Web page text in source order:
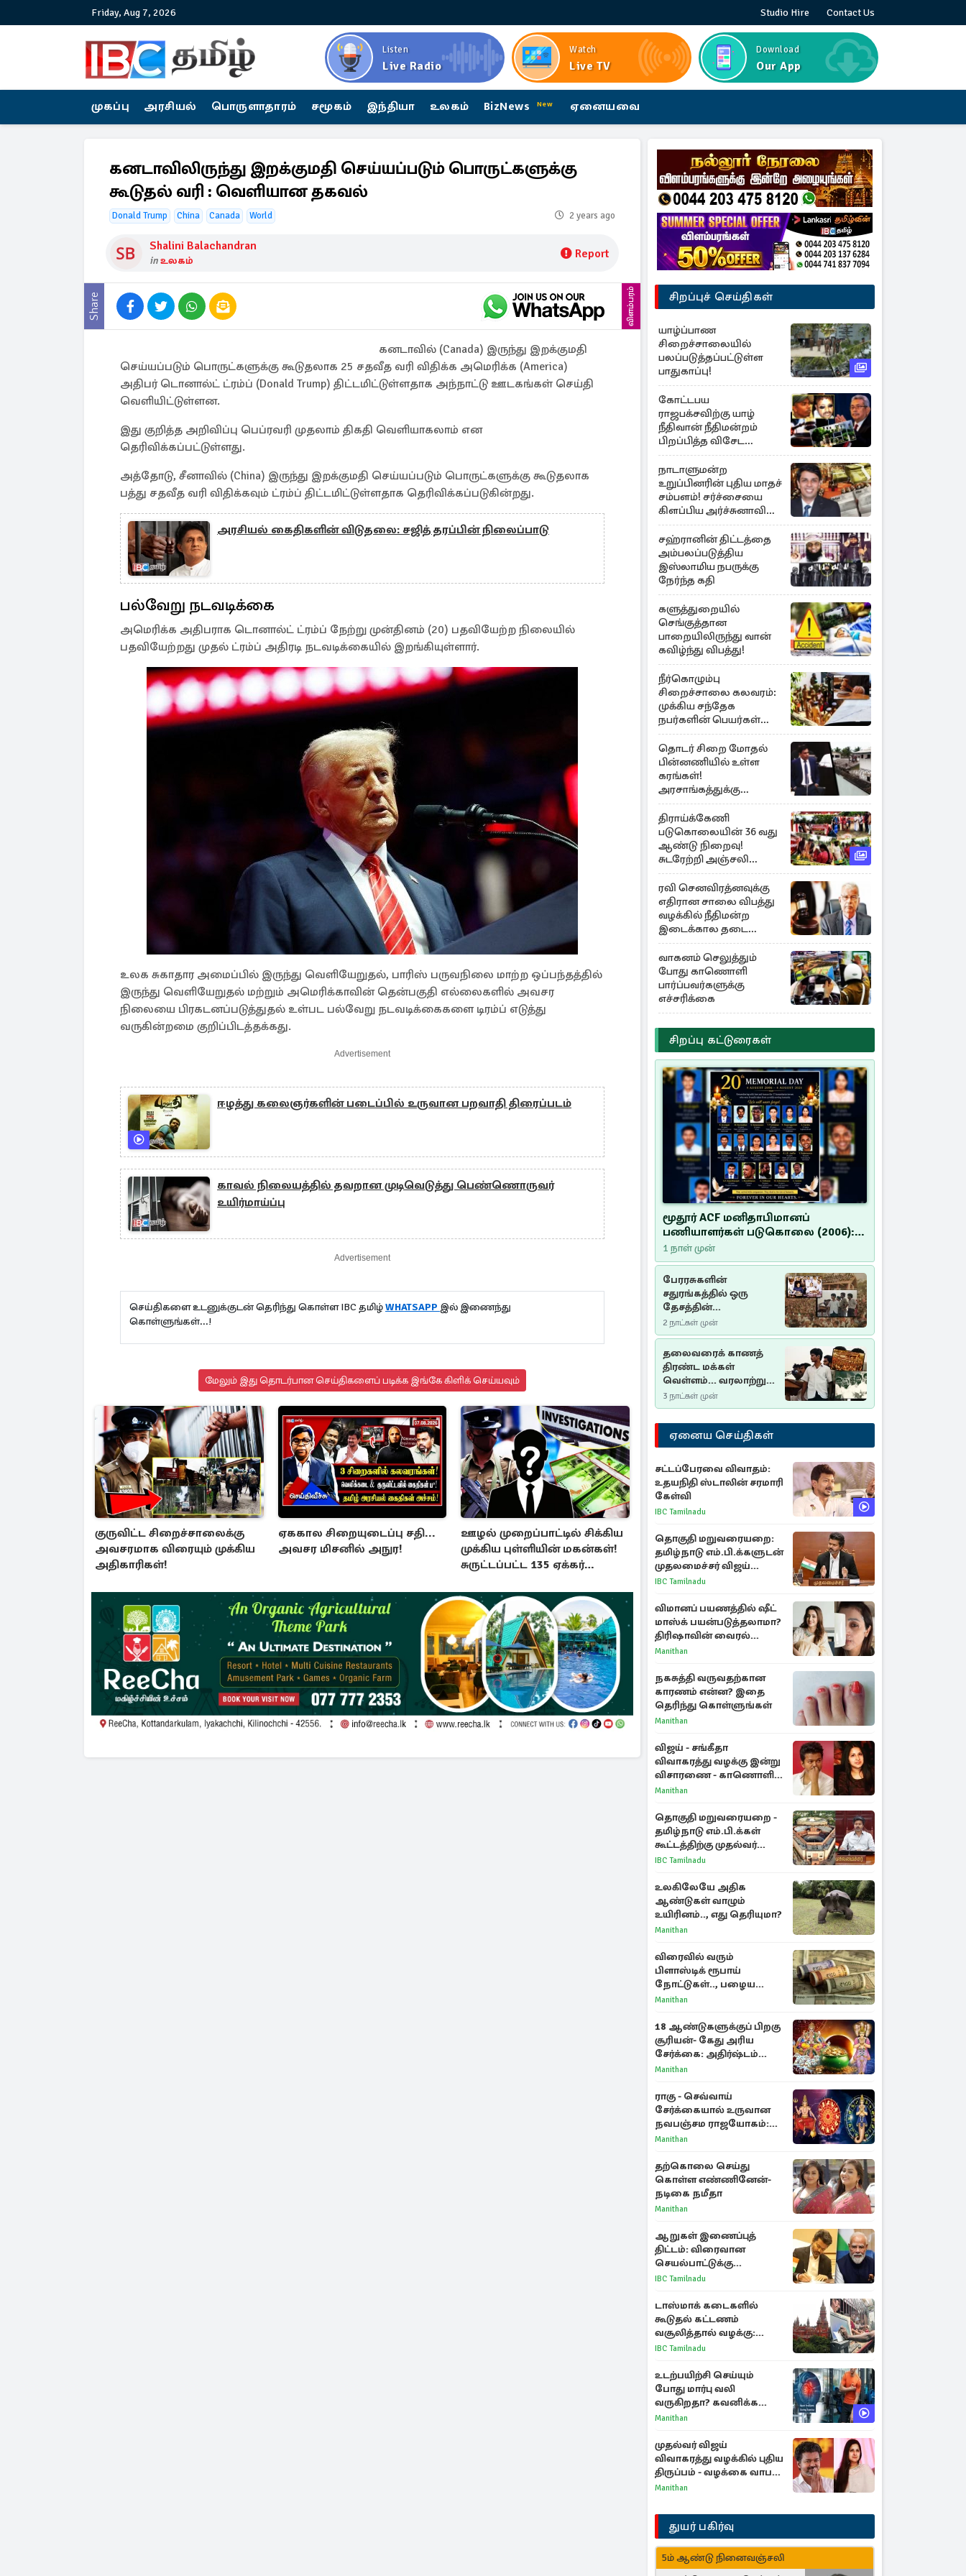
Friday, Aug 7, 2026 Studio Hire Contact Us
Listen
Live Radio
Watch
Live TV
Download
Our App
முகப்பு அரசியல் பொருளாதாரம் சமூகம் இந்தியா உலகம் BizNews New ஏனையவை
கனடாவிலிருந்து இறக்குமதி செய்யப்படும் பொருட்களுக்கு
கூடுதல் வரி : வெளியான தகவல்
Donald Trump China Canada World 2 years ago
Shalini Balachandran
inஉலகம் Report
Share விளம்பரம்
கனடாவில் (Canada) இருந்து இறக்குமதி
செய்யப்படும் பொருட்களுக்கு கூடுதலாக 25 சதவீத வரி விதிக்க அமெரிக்க (America)
அதிபர் டொனால்ட் ட்ரம்ப் (Donald Trump) திட்டமிட்டுள்ளதாக அந்நாட்டு ஊடகங்கள் செய்தி
வெளியிட்டுள்ளன.
இது குறித்த அறிவிப்பு பெப்ரவரி முதலாம் திகதி வெளியாகலாம் என
தெரிவிக்கப்பட்டுள்ளது.
அத்தோடு, சீனாவில் (China) இருந்து இறக்குமதி செய்யப்படும் பொருட்களுக்கு கூடுதலாக
பத்து சதவீத வரி விதிக்கவும் ட்ரம்ப் திட்டமிட்டுள்ளதாக தெரிவிக்கப்படுகின்றது.
அரசியல் கைதிகளின் விடுதலை: சஜித் தரப்பின் நிலைப்பாடு
பல்வேறு நடவடிக்கை
அமெரிக்க அதிபராக டொனால்ட் ட்ரம்ப் நேற்று முன்தினம் (20) பதவியேற்ற நிலையில்
பதவியேற்றது முதல் ட்ரம்ப் அதிரடி நடவடிக்கையில் இறங்கியுள்ளார்.
உலக சுகாதார அமைப்பில் இருந்து வெளியேறுதல், பாரிஸ் பருவநிலை மாற்ற ஒப்பந்தத்தில்
இருந்து வெளியேறுதல் மற்றும் அமெரிக்காவின் தென்பகுதி எல்லைகளில் அவசர
நிலையை பிரகடனப்படுத்துதல் உள்பட பல்வேறு நடவடிக்கைகளை டிரம்ப் எடுத்து
வருகின்றமை குறிப்பிடத்தக்கது.
Advertisement
ஈழத்து கலைஞர்களின் படைப்பில் உருவான பறவாதி திரைப்படம்
காவல் நிலையத்தில் தவறான முடிவெடுத்து பெண்ணொருவர்
உயிர்மாய்ப்பு
Advertisement
செய்திகளை உடனுக்குடன் தெரிந்து கொள்ள IBC தமிழ்WHATSAPP இல் இணைந்து
கொள்ளுங்கள்...!
மேலும் இது தொடர்பான செய்திகளைப் படிக்க இங்கே கிளிக் செய்யவும்
குருவிட்ட சிறைச்சாலைக்கு
அவசரமாக விரையும் முக்கிய
அதிகாரிகள்!
ஏககால சிறையுடைப்பு சதி...
அவசர மிசனில் அநுர!
ஊழல் முறைப்பாட்டில் சிக்கிய
முக்கிய புள்ளியின் மகன்கள்!
சுருட்டப்பட்ட 135 ஏக்கர்
சிறப்புச் செய்திகள்
யாழ்ப்பாண
சிறைச்சாலையில்
பலப்படுத்தப்பட்டுள்ள
பாதுகாப்பு!
கோட்டபய
ராஜபக்சவிற்கு யாழ்
நீதிவான் நீதிமன்றம்
பிறப்பித்த விசேட
உத்தரவு!
நாடாளுமன்ற
உறுப்பினரின் புதிய மாதச்
சம்பளம்! சர்ச்சையை
கிளப்பிய அர்ச்சுனாவின்
அறிக்கை
சஹ்ரானின் திட்டத்தை
அம்பலப்படுத்திய
இஸ்லாமிய நபருக்கு
நேர்ந்த கதி
களுத்துறையில்
செங்குத்தான
பாறையிலிருந்து வான்
கவிழ்ந்து விபத்து!
நீர்கொழும்பு
சிறைச்சாலை கலவரம்:
முக்கிய சந்தேக
நபர்களின் பெயர்கள்
நீதிமன்றில் சமர்ப்பிப்பு!
தொடர் சிறை மோதல்
பின்னணியில் உள்ள
கரங்கள்!
அரசாங்கத்துக்கு
கிடைத்த புலனாய்வு
தகவல்
திராய்க்கேணி
படுகொலையின் 36 வது
ஆண்டு நிறைவு!
சுடரேற்றி அஞ்சலி
செலுத்திய மக்கள்
ரவி செனவிரத்னவுக்கு
எதிரான சாலை விபத்து
வழக்கில் நீதிமன்ற
இடைக்கால தடை
உத்தரவு!
வாகனம் செலுத்தும்
போது காணொளி
பார்ப்பவர்களுக்கு
எச்சரிக்கை
சிறப்பு கட்டுரைகள்
மூதூர் ACF மனிதாபிமானப்
பணியாளர்கள் படுகொலை (2006):
20 ஆண்டுகளாகியும் நீதி
மறுக்கப்பட்ட மனிதாபிமானப்
பேரவலம்
1 நாள் முன்
பேரரசுகளின்
சதுரங்கத்தில் ஒரு
தேசத்தின்
தீர்க்கதரிசனம் :
சுதுமலை பிரகடனம்
ஒரு வரலாற்றுப் பாடம்
2 நாட்கள் முன்
தலைவரைக் காணத்
திரண்ட மக்கள்
வெள்ளம்... வரலாற்றுச்
சிறப்புமிக்க சுதுமலைப்
பிரகடனம்…
3 நாட்கள் முன்
ஏனைய செய்திகள்
சட்டப்பேரவை விவாதம்:
உதயநிதி ஸ்டாலின் சரமாரி
கேள்வி
IBC Tamilnadu
தொகுதி மறுவரையறை:
தமிழ்நாடு எம்.பி.க்களுடன்
முதலமைச்சர் விஜய்
ஆலோசனை
IBC Tamilnadu
விமானப் பயணத்தில் ஷீட்
மாஸ்க் பயன்படுத்தலாமா?
திரிஷாவின் வைரல்
செல்ஃபிக்கு மருத்துவர்
Manithan
நகசுத்தி வருவதற்கான
காரணம் என்ன? இதை
தெரிந்து கொள்ளுங்கள்
Manithan
விஜய் - சங்கீதா
விவாகரத்து வழக்கு இன்று
விசாரணை - காணொளி
மூலம் ஆஜராக வாய்ப்பு
Manithan
தொகுதி மறுவரையறை -
தமிழ்நாடு எம்.பி.க்கள்
கூட்டத்திற்கு முதல்வர்
விஜய் அழைப்பு
IBC Tamilnadu
உலகிலேயே அதிக
ஆண்டுகள் வாழும்
உயிரினம்.., எது தெரியுமா?
Manithan
விரைவில் வரும்
பிளாஸ்டிக் ரூபாய்
நோட்டுகள்.., பழைய
காகித நோட்டுகள்
Manithan
18 ஆண்டுகளுக்குப் பிறகு
சூரியன்- கேது அரிய
சேர்க்கை: அதிர்ஷ்டம்
பெறும் 3 ராசிகள்!
Manithan
ராகு - செவ்வாய்
சேர்க்கையால் உருவான
நவபஞ்சம ராஜயோகம்:
அதிர்ஷ்டம் பெறும் 3
Manithan
தற்கொலை செய்து
கொள்ள எண்ணினேன்-
நடிகை நமீதா
Manithan
ஆறுகள் இணைப்புத்
திட்டம்: விரைவான
செயல்பாட்டுக்கு
பிரதமருக்கு முதலமைச்சர்
IBC Tamilnadu
டாஸ்மாக் கடைகளில்
கூடுதல் கட்டணம்
வசூலித்தால் வழக்கு:
சென்னை உயர்நீதிமன்றம்
IBC Tamilnadu
உடற்பயிற்சி செய்யும்
போது மார்பு வலி
வருகிறதா? கவனிக்க
வேண்டிய எச்சரிக்கை
Manithan
முதல்வர் விஜய்
விவாகரத்து வழக்கில் புதிய
திருப்பம் - வழக்கை வாபஸ்
பெற்ற சங்கீதா!
Manithan
துயர் பகிர்வு
5ம் ஆண்டு நினைவஞ்சலி